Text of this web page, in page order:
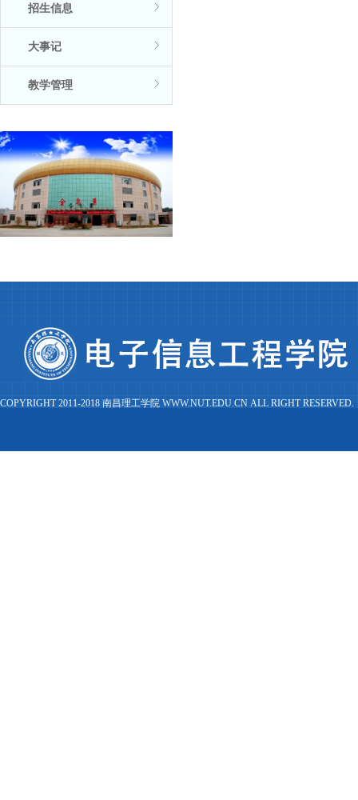
招生信息
大事记
教学管理
COPYRIGHT 2011-2018 南昌理工学院 WWW.NUT.EDU.CN ALL RIGHT RESERVED.